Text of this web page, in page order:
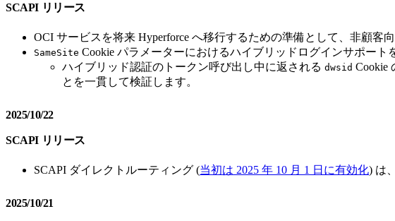
SCAPI リリース
OCI サービスを将来 Hyperforce へ移行するための準備として、非顧客
SameSite Cookie パラメーターにおけるハイブリッドログインサポート
ハイブリッド認証のトークン呼び出し中に返される dwsid Cookie
とを一貫して検証します。
2025/10/22
SCAPI リリース
SCAPI ダイレクトルーティング (当初は 2025 年 10 月 1 日に有効化) は
2025/10/21